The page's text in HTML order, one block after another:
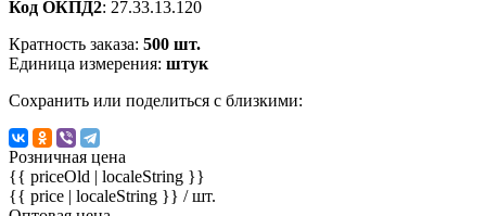
Код ОКПД2: 27.33.13.120
Кратность заказа: 500 шт.
Единица измерения: штук
Сохранить или поделиться с близкими:
Розничная цена
{{ priceOld | localeString }}
{{ price | localeString }} / шт.